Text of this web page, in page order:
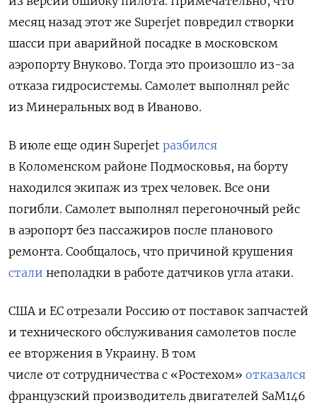
месяц назад этот же Superjet повредил створки
шасси при аварийной посадке в московском
аэропорту Внуково. Тогда это произошло из-за
отказа гидросистемы. Самолет выполнял рейс
из Минеральных вод в Иваново.
В июле еще один Superjet разбился
в Коломенском районе Подмосковья, на борту
находился экипаж из трех человек. Все они
погибли. Самолет выполнял перегоночный рейс
в аэропорт без пассажиров после планового
ремонта. Сообщалось, что причиной крушения
стали неполадки в работе датчиков угла атаки.
США и ЕС отрезали Россию от поставок запчастей
и технического обслуживания самолетов после
ее вторжения в Украину. В том
числе от сотрудничества с «Ростехом» отказался
французский производитель двигателей SaM146